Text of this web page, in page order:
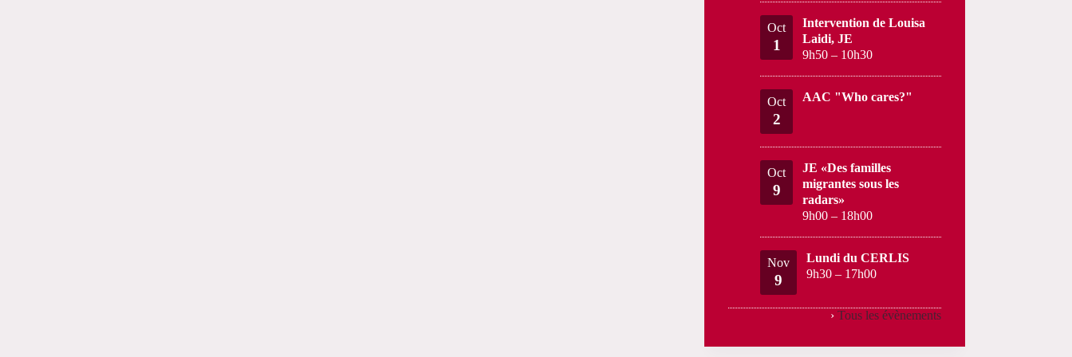
Oct
1
Intervention de Louisa
Laidi, JE
9h50 – 10h30
Oct
2
AAC "Who cares?"
Oct
9
JE «Des familles
migrantes sous les
radars»
9h00 – 18h00
Nov
9
Lundi du CERLIS
9h30 – 17h00
› Tous les évènements